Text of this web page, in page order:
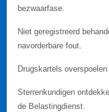
bezwaarfase.
Niet geregistreerd
navorderbare fout.
Drugskartels
Sterrenkundigen
de Belastingdienst.